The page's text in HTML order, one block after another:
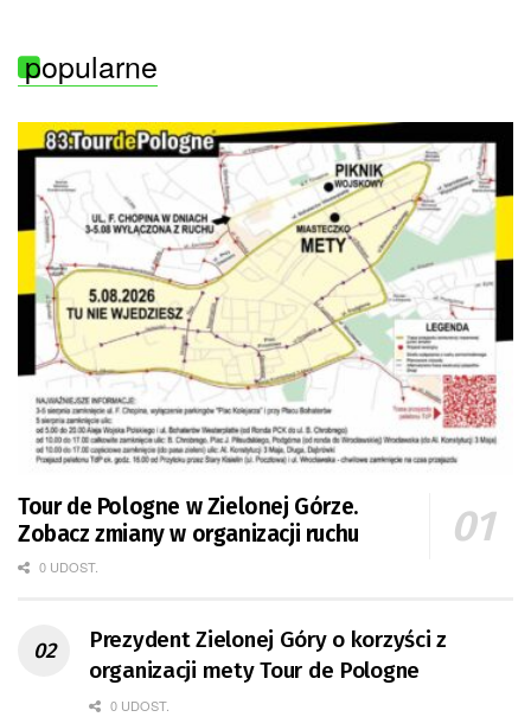
popularne
Tour de Pologne w Zielonej Górze.
Zobacz zmiany w organizacji ruchu
0 UDOST.
Prezydent Zielonej Góry o korzyści z
organizacji mety Tour de Pologne
0 UDOST.